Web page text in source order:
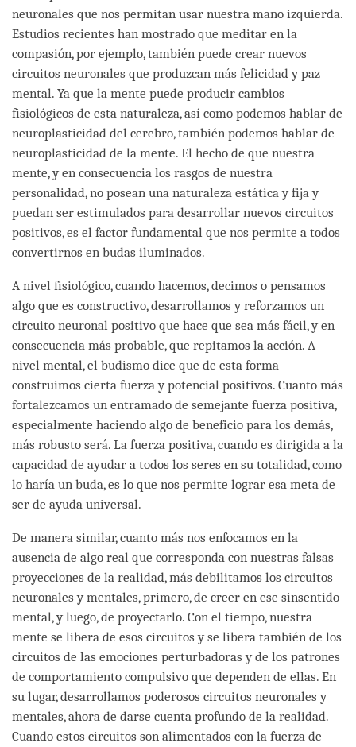
neuronales que nos permitan usar nuestra mano izquierda.
Estudios recientes han mostrado que meditar en la
compasión, por ejemplo, también puede crear nuevos
circuitos neuronales que produzcan más felicidad y paz
mental. Ya que la mente puede producir cambios
fisiológicos de esta naturaleza, así como podemos hablar de
neuroplasticidad del cerebro, también podemos hablar de
neuroplasticidad de la mente. El hecho de que nuestra
mente, y en consecuencia los rasgos de nuestra
personalidad, no posean una naturaleza estática y fija y
puedan ser estimulados para desarrollar nuevos circuitos
positivos, es el factor fundamental que nos permite a todos
convertirnos en budas iluminados.
A nivel fisiológico, cuando hacemos, decimos o pensamos
algo que es constructivo, desarrollamos y reforzamos un
circuito neuronal positivo que hace que sea más fácil, y en
consecuencia más probable, que repitamos la acción. A
nivel mental, el budismo dice que de esta forma
construimos cierta fuerza y potencial positivos. Cuanto más
fortalezcamos un entramado de semejante fuerza positiva,
especialmente haciendo algo de beneficio para los demás,
más robusto será. La fuerza positiva, cuando es dirigida a la
capacidad de ayudar a todos los seres en su totalidad, como
lo haría un buda, es lo que nos permite lograr esa meta de
ser de ayuda universal.
De manera similar, cuanto más nos enfocamos en la
ausencia de algo real que corresponda con nuestras falsas
proyecciones de la realidad, más debilitamos los circuitos
neuronales y mentales, primero, de creer en ese sinsentido
mental, y luego, de proyectarlo. Con el tiempo, nuestra
mente se libera de esos circuitos y se libera también de los
circuitos de las emociones perturbadoras y de los patrones
de comportamiento compulsivo que dependen de ellas. En
su lugar, desarrollamos poderosos circuitos neuronales y
mentales, ahora de darse cuenta profundo de la realidad.
Cuando estos circuitos son alimentados con la fuerza de